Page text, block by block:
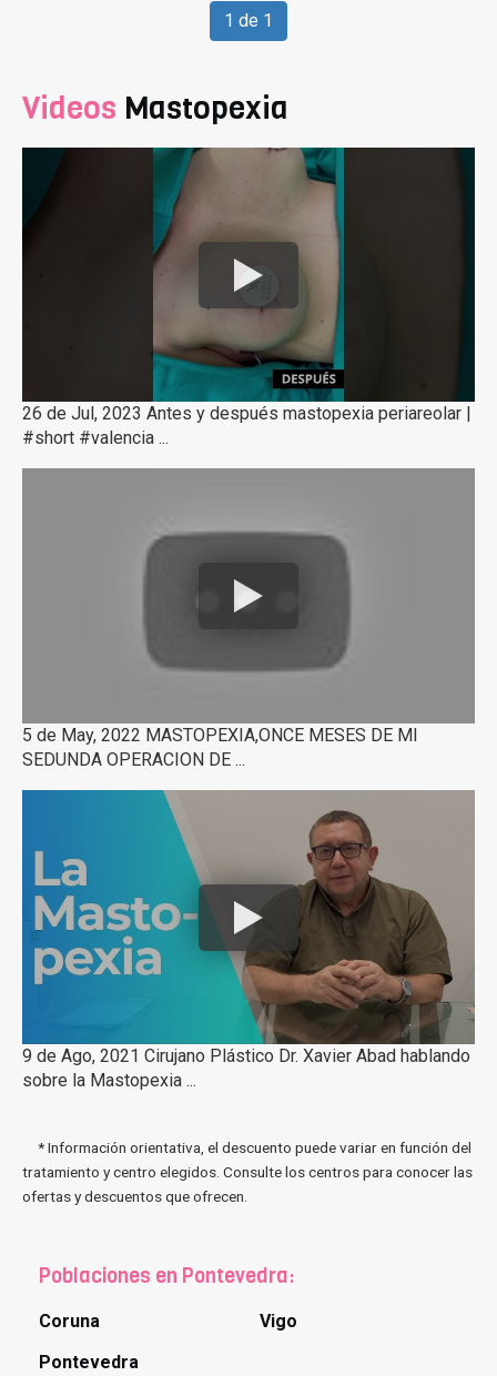
1 de 1
Videos Mastopexia
26 de Jul, 2023 Antes y después mastopexia periareolar |
#short #valencia ...
5 de May, 2022 MASTOPEXIA,ONCE MESES DE MI
SEDUNDA OPERACION DE ...
9 de Ago, 2021 Cirujano Plástico Dr. Xavier Abad hablando
sobre la Mastopexia ...
* Información orientativa, el descuento puede variar en función del
tratamiento y centro elegidos. Consulte los centros para conocer las
ofertas y descuentos que ofrecen.
Poblaciones en Pontevedra:
Coruna
Pontevedra
Vigo